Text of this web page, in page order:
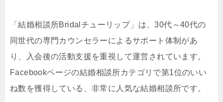
「結婚相談所Bridalチューリップ」は、30代～40代の
同世代の専門カウンセラーによるサポート体制があ
り、入会後の活動支援を重視して運営されています。
Facebookページの結婚相談所カテゴリで第1位のいい
ね数を獲得している、非常に人気な結婚相談所です。